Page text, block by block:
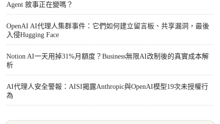
Agent 敘事正在變嗎？
OpenAI AI代理人集群事件：它們如何建立留言板、共享漏洞，最後
入侵Hugging Face
Notion AI一天用掉31%月額度？Business無限AI改制後的真實成本解
析
AI代理人安全警報：AISI揭露Anthropic與OpenAI模型19次未授權行
為